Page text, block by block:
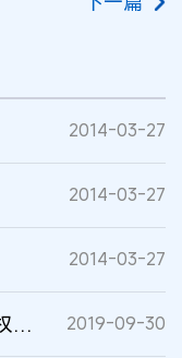
2014-03-27
2014-03-27
2014-03-27
《电子商务法》下的知识产权保护 2019-09-30